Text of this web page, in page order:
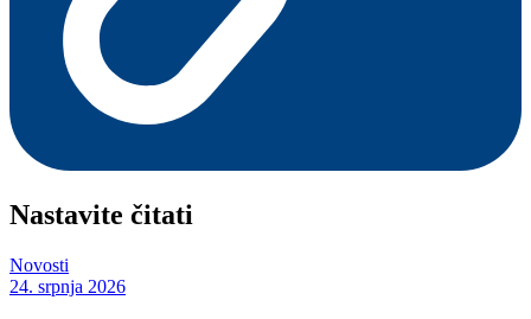
Nastavite čitati
Novosti
24. srpnja 2026